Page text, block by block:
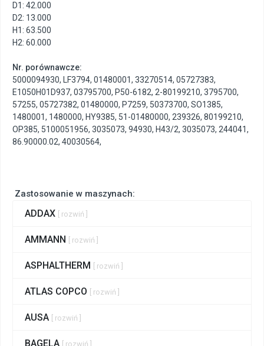
Zastosowanie w maszynach:
ADDAX [ rozwiń ]
AMMANN [ rozwiń ]
ASPHALTHERM [ rozwiń ]
ATLAS COPCO [ rozwiń ]
AUSA [ rozwiń ]
BAGELA [ rozwiń ]
D1: 42.000
D2: 13.000
H1: 63.500
H2: 60.000
Nr. porównawcze:
5000094930, LF3794, 01480001, 33270514, 05727383,
E1050H01D937, 03795700, P50-6182, 2-80199210, 3795700,
57255, 05727382, 01480000, P7259, 50373700, SO1385,
1480001, 1480000, HY9385, 51-01480000, 239326, 80199210,
OP385, 5100051956, 3035073, 94930, H43/2, 3035073, 244041,
86.90000.02, 40030564,